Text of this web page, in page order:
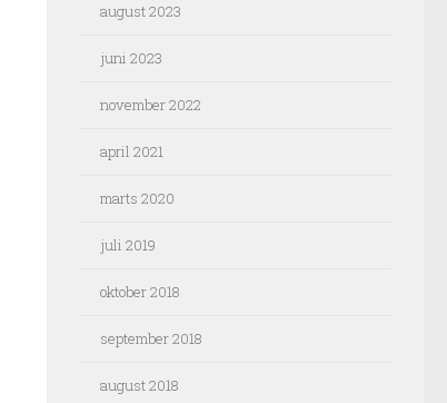
august 2023
juni 2023
november 2022
april 2021
marts 2020
juli 2019
oktober 2018
september 2018
august 2018